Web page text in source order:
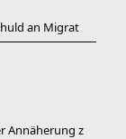
an Migrat
Annäherung z